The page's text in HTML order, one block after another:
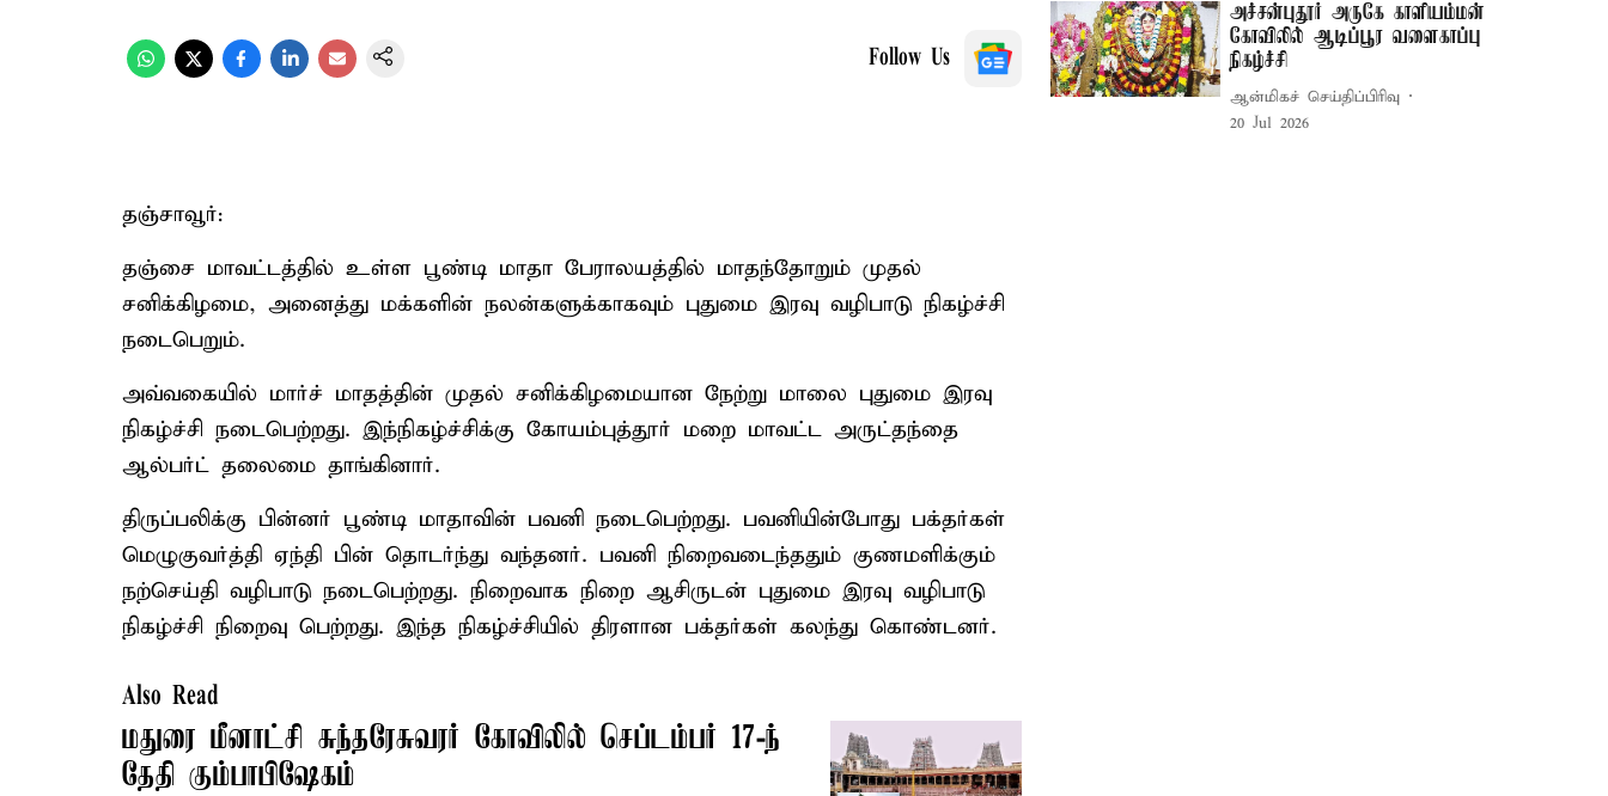
Follow Us
தஞ்சாவூர்:
தஞ்சை மாவட்டத்தில் உள்ள பூண்டி மாதா பேராலயத்தில் மாதந்தோறும் முதல்
சனிக்கிழமை, அனைத்து மக்களின் நலன்களுக்காகவும் புதுமை இரவு வழிபாடு நிகழ்ச்சி
நடைபெறும்.
அவ்வகையில் மார்ச் மாதத்தின் முதல் சனிக்கிழமையான நேற்று மாலை புதுமை இரவு
நிகழ்ச்சி நடைபெற்றது. இந்நிகழ்ச்சிக்கு கோயம்புத்தூர் மறை மாவட்ட அருட்தந்தை
ஆல்பர்ட் தலைமை தாங்கினார்.
திருப்பலிக்கு பின்னர் பூண்டி மாதாவின் பவனி நடைபெற்றது. பவனியின்போது பக்தர்கள்
மெழுகுவர்த்தி ஏந்தி பின் தொடர்ந்து வந்தனர். பவனி நிறைவடைந்ததும் குணமளிக்கும்
நற்செய்தி வழிபாடு நடைபெற்றது. நிறைவாக நிறை ஆசிருடன் புதுமை இரவு வழிபாடு
நிகழ்ச்சி நிறைவு பெற்றது. இந்த நிகழ்ச்சியில் திரளான பக்தர்கள் கலந்து கொண்டனர்.
Also Read
மதுரை மீனாட்சி சுந்தரேசுவரர் கோவிலில் செப்டம்பர் 17-ந்
தேதி கும்பாபிஷேகம்
அச்சன்புதூர் அருகே காளியம்மன்
கோவிலில் ஆடிப்பூர வளைகாப்பு
நிகழ்ச்சி
ஆன்மிகச் செய்திப்பிரிவு
20 Jul 2026